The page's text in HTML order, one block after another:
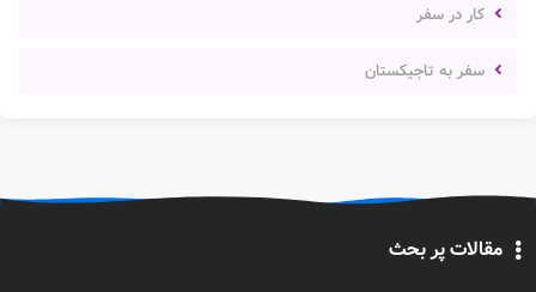
کار در سفر
سفر به تاجیکستان
مقالات پر بحث